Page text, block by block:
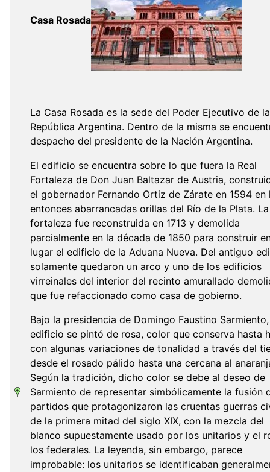
Casa Rosada
La Casa Rosada es la sede del Poder Ejecutivo de la
República Argentina. Dentro de la misma se
despacho del presidente de la Nación Argentina.
El edificio se encuentra sobre lo que fuera la Real
Fortaleza de Don Juan Baltazar de Austria,
el gobernador Fernando Ortiz de Zárate en 1594 en
entonces abarrancadas orillas del Río de la Plata. La
fortaleza fue reconstruida en 1713 y demolida
parcialmente en la década de 1850 para construir
lugar el edificio de la Aduana Nueva. Del antiguo
solamente quedaron un arco y uno de los edificios
virreinales del interior del recinto amurallado
que fue refaccionado como casa de gobierno.
Bajo la presidencia de Domingo Faustino
edificio se pintó de rosa, color que conserva hasta
con algunas variaciones de tonalidad a través del
desde el rosado pálido hasta una cercana al
Según la tradición, dicho color se debe al deseo de
Sarmiento de representar simbólicamente la fusión
partidos que protagonizaron las cruentas guerras
de la primera mitad del siglo XIX, con la mezcla del
blanco supuestamente usado por los unitarios y el
los federales. La leyenda, sin embargo, parece
improbable: los unitarios se identificaban